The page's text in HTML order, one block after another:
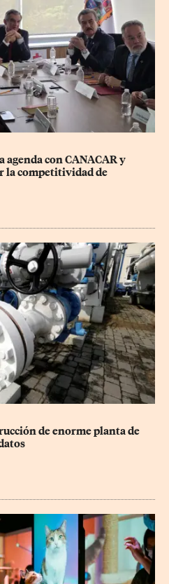
con CANACAR y
la competitividad de
de enorme planta de